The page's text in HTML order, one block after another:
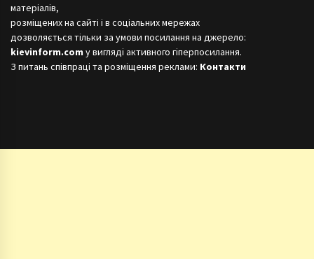
матеріалів,
розміщених на сайті і в соціальних мережах
дозволяється тільки за умови посилання на джерело:
kievinform.com у вигляді активного гіперпосилання.
З питань співпраці та розміщення реклами: Контакти